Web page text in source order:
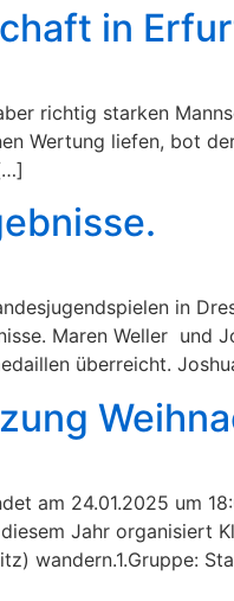
in
richtig starken
Wertung liefen, bot
in
Maren Weller und
überreicht.
am 24.01.2025 um
Jahr organisiert
wandern.1.Gruppe: